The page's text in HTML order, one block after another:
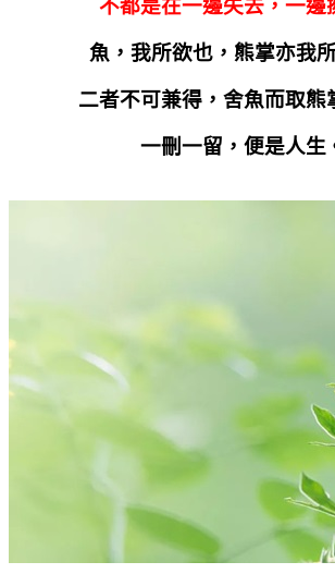
不都是在一邊失去，一邊
魚，我所欲也，熊掌亦我
二者不可兼得，舍魚而取熊
一刪一留，便是人生